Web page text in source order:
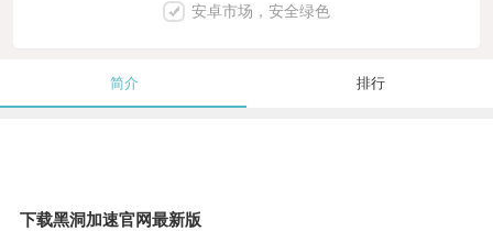
安卓市场，安全绿色
简介 排行
下载黑洞加速官网最新版